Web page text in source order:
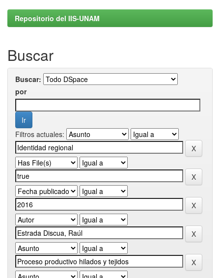
Repositorio del IIS-UNAM
Buscar
Buscar:
por
Filtros actuales: